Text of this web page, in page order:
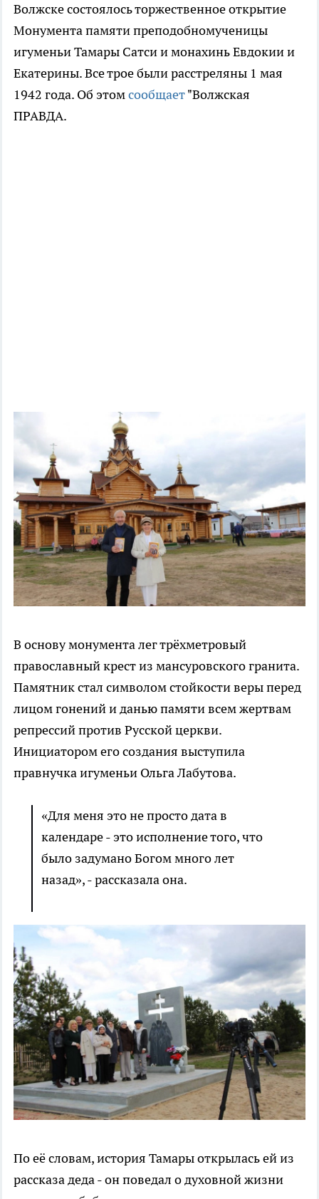
Волжске состоялось торжественное открытие
Монумента памяти преподобномученицы
игуменьи Тамары Сатси и монахинь Евдокии и
Екатерины. Все трое были расстреляны 1 мая
1942 года. Об этомсообщает"Волжская
ПРАВДА.
В основу монумента лег трёхметровый
православный крест из мансуровского гранита.
Памятник стал символом стойкости веры перед
лицом гонений и данью памяти всем жертвам
репрессий против Русской церкви.
Инициатором его создания выступила
правнучка игуменьи Ольга Лабутова.
«Для меня это не просто дата в
календаре - это исполнение того, что
было задумано Богом много лет
назад», - рассказала она.
По её словам, история Тамары открылась ей из
рассказа деда - он поведал о духовной жизни